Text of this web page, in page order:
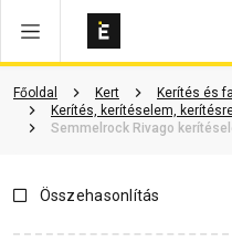
Főoldal Kert
Kerítés és
Kerítés, kerítéselem,
Semmelrock Rivago
Vásárlói vélemények
Összehasonlítás